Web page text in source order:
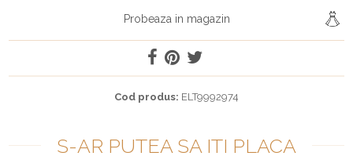
Probeaza in magazin
Cod produs: ELT9992974
S-AR PUTEA SA ITI PLACA